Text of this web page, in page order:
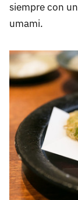
siempre con
umami.